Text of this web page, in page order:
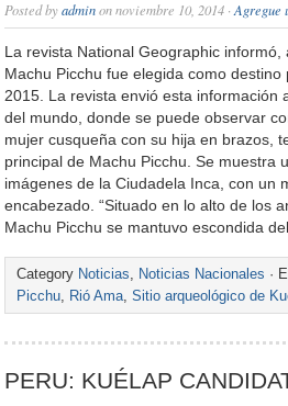
Posted byadminon noviembre 10, 2014 · Agregue
La revista National Geographic
Machu Picchu fue elegida como
2015. La revista envió esta información
del mundo, donde se puede observar
mujer cusqueña con su hija en brazos,
principal de Machu Picchu. Se muestra
imágenes de la Ciudadela Inca, con un
encabezado. “Situado en lo alto de los
Machu Picchu se mantuvo escondida
Category Noticias, Noticias Nacionales ·
Picchu, Rió Ama, Sitio arqueológico de
PERU: KUÉLAP